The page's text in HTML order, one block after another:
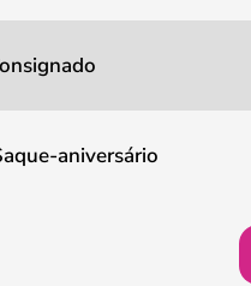
aniversário